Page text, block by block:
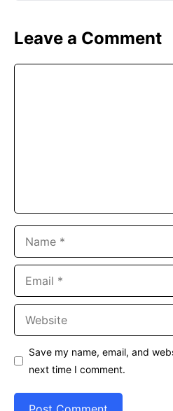
Leave a Comment
Save my name, email, and
next time I comment.